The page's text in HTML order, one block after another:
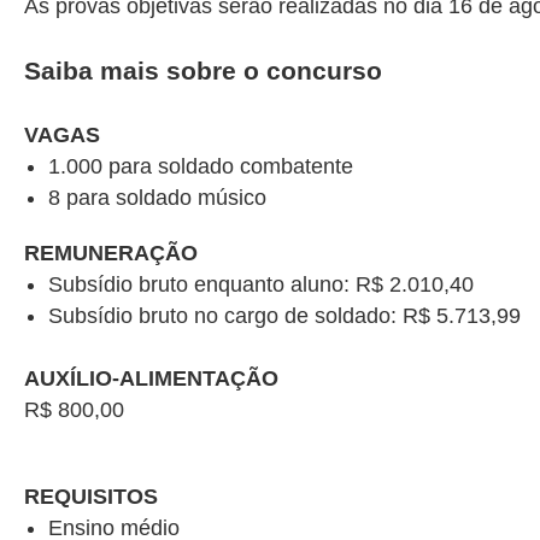
As provas objetivas serão realizadas no dia 16 de
Saiba mais sobre o concurso
VAGAS
1.000 para soldado combatente
8 para soldado músico
REMUNERAÇÃO
Subsídio bruto enquanto aluno: R$ 2.010,40
Subsídio bruto no cargo de soldado: R$ 5.713,99
AUXÍLIO-ALIMENTAÇÃO
R$ 800,00
REQUISITOS
Ensino médio